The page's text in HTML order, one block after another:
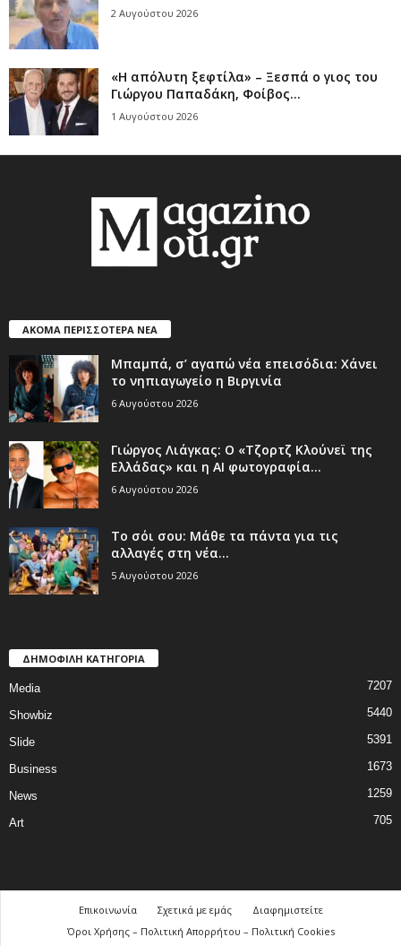
2 Αυγούστου 2026
«Η απόλυτη ξεφτίλα» – Ξεσπά ο γιος του
Γιώργου Παπαδάκη, Φοίβος...
1 Αυγούστου 2026
ΑΚΟΜΑ ΠΕΡΙΣΣΟΤΕΡΑ ΝΕΑ
Μπαμπά, σ’ αγαπώ νέα επεισόδια: Χάνει
το νηπιαγωγείο η Βιργινία
6 Αυγούστου 2026
Γιώργος Λιάγκας: Ο «Τζορτζ Κλούνεϊ της
Ελλάδας» και η AI φωτογραφία...
6 Αυγούστου 2026
Το σόι σου: Μάθε τα πάντα για τις
αλλαγές στη νέα...
5 Αυγούστου 2026
ΔΗΜΟΦΙΛΗ ΚΑΤΗΓΟΡΙΑ
Media 7207
Showbiz 5440
Slide 5391
Business 1673
News 1259
Art 705
Επικοινωνία Σχετικά με εμάς
Διαφημιστείτε
Όροι Χρήσης – Πολιτική Απορρήτου – Πολιτική Cookies